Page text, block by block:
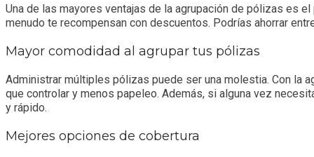
Una de las mayores ventajas de la agrupación de pólizas es
menudo te recompensan con descuentos. Podrías ahorrar
Mayor comodidad al agrupar tus pólizas
Administrar múltiples pólizas puede ser una molestia. Con la
que controlar y menos papeleo. Además, si alguna vez
y rápido.
Mejores opciones de cobertura